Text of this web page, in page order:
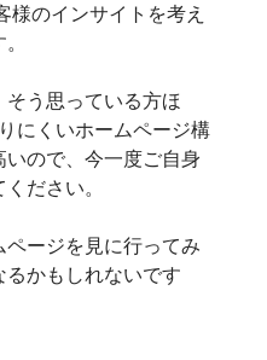
様のインサイトを考え
そう思っている方ほ
にくいホームページ構
ので、今一度ご自身
ださい。
ージを見に行ってみ
かもしれないです